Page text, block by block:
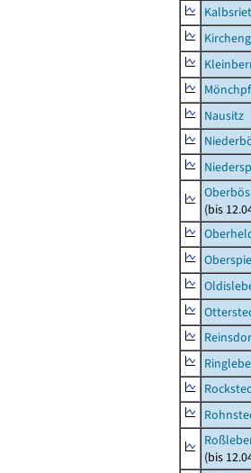
Nausitz
(bis
(bis